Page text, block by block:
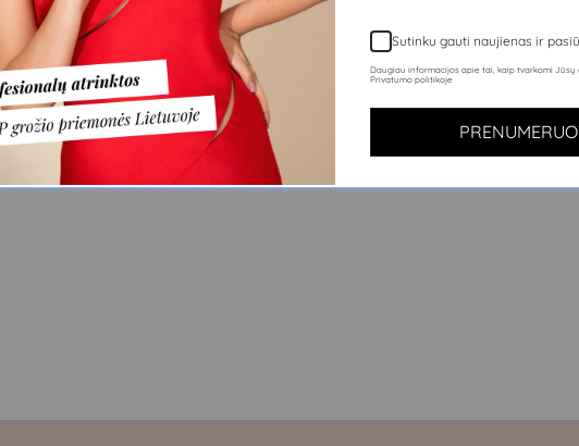
Klientų atsiliepimai
Būkite pirmas, kuris parašys atsiliepimą
Parašyti atsiliepimą
Sutinku gauti naujienas ir
Daugiau informacijos apie tai, kaip tvarkomi
Privatumo politikoje